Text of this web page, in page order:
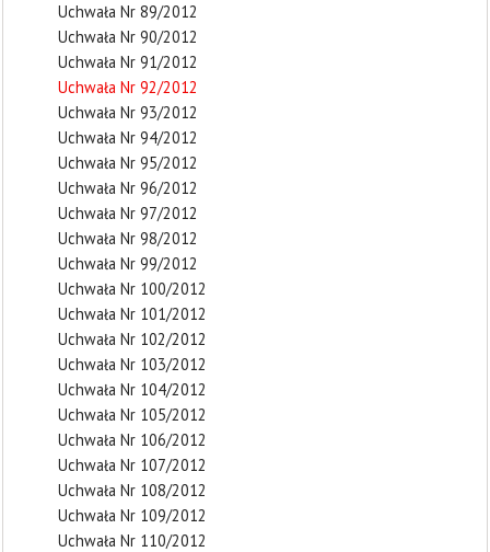
Uchwała Nr 89/2012
Uchwała Nr 90/2012
Uchwała Nr 91/2012
Uchwała Nr 92/2012
Uchwała Nr 93/2012
Uchwała Nr 94/2012
Uchwała Nr 95/2012
Uchwała Nr 96/2012
Uchwała Nr 97/2012
Uchwała Nr 98/2012
Uchwała Nr 99/2012
Uchwała Nr 100/2012
Uchwała Nr 101/2012
Uchwała Nr 102/2012
Uchwała Nr 103/2012
Uchwała Nr 104/2012
Uchwała Nr 105/2012
Uchwała Nr 106/2012
Uchwała Nr 107/2012
Uchwała Nr 108/2012
Uchwała Nr 109/2012
Uchwała Nr 110/2012